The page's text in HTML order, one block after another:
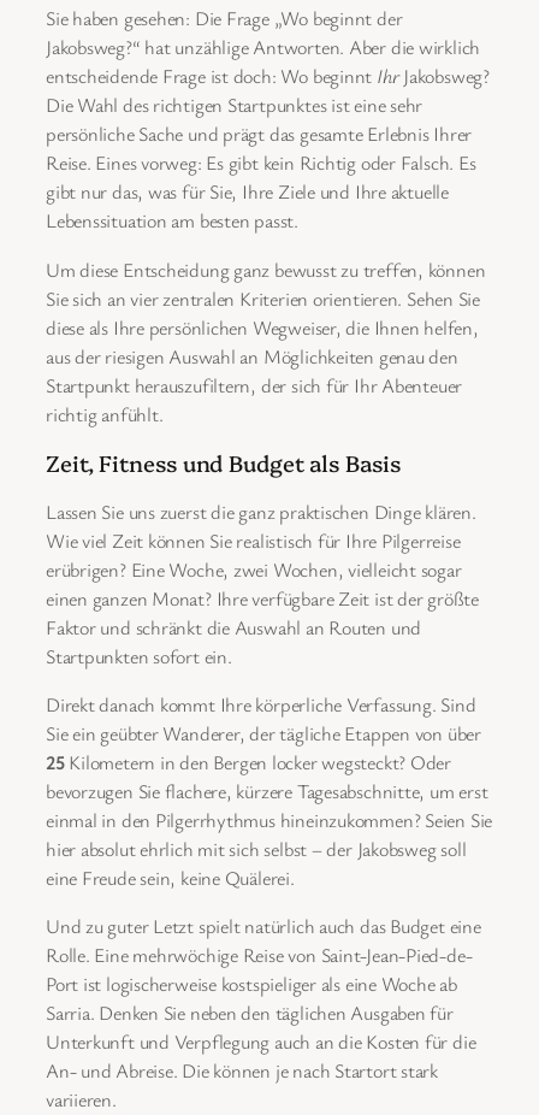
Sie haben gesehen: Die Frage „Wo beginnt der
Jakobsweg?“ hat unzählige Antworten. Aber die wirklich
entscheidende Frage ist doch: Wo beginnt IhrJakobsweg?
Die Wahl des richtigen Startpunktes ist eine sehr
persönliche Sache und prägt das gesamte Erlebnis Ihrer
Reise. Eines vorweg: Es gibt kein Richtig oder Falsch. Es
gibt nur das, was für Sie, Ihre Ziele und Ihre aktuelle
Lebenssituation am besten passt.
Um diese Entscheidung ganz bewusst zu treffen, können
Sie sich an vier zentralen Kriterien orientieren. Sehen Sie
diese als Ihre persönlichen Wegweiser, die Ihnen helfen,
aus der riesigen Auswahl an Möglichkeiten genau den
Startpunkt herauszufiltern, der sich für Ihr Abenteuer
richtig anfühlt.
Zeit, Fitness und Budget als Basis
Lassen Sie uns zuerst die ganz praktischen Dinge klären.
Wie viel Zeit können Sie realistisch für Ihre Pilgerreise
erübrigen? Eine Woche, zwei Wochen, vielleicht sogar
einen ganzen Monat? Ihre verfügbare Zeit ist der größte
Faktor und schränkt die Auswahl an Routen und
Startpunkten sofort ein.
Direkt danach kommt Ihre körperliche Verfassung. Sind
Sie ein geübter Wanderer, der tägliche Etappen von über
25Kilometern in den Bergen locker wegsteckt? Oder
bevorzugen Sie flachere, kürzere Tagesabschnitte, um erst
einmal in den Pilgerrhythmus hineinzukommen? Seien Sie
hier absolut ehrlich mit sich selbst – der Jakobsweg soll
eine Freude sein, keine Quälerei.
Und zu guter Letzt spielt natürlich auch das Budget eine
Rolle. Eine mehrwöchige Reise von Saint-Jean-Pied-de-
Port ist logischerweise kostspieliger als eine Woche ab
Sarria. Denken Sie neben den täglichen Ausgaben für
Unterkunft und Verpflegung auch an die Kosten für die
An- und Abreise. Die können je nach Startort stark
variieren.